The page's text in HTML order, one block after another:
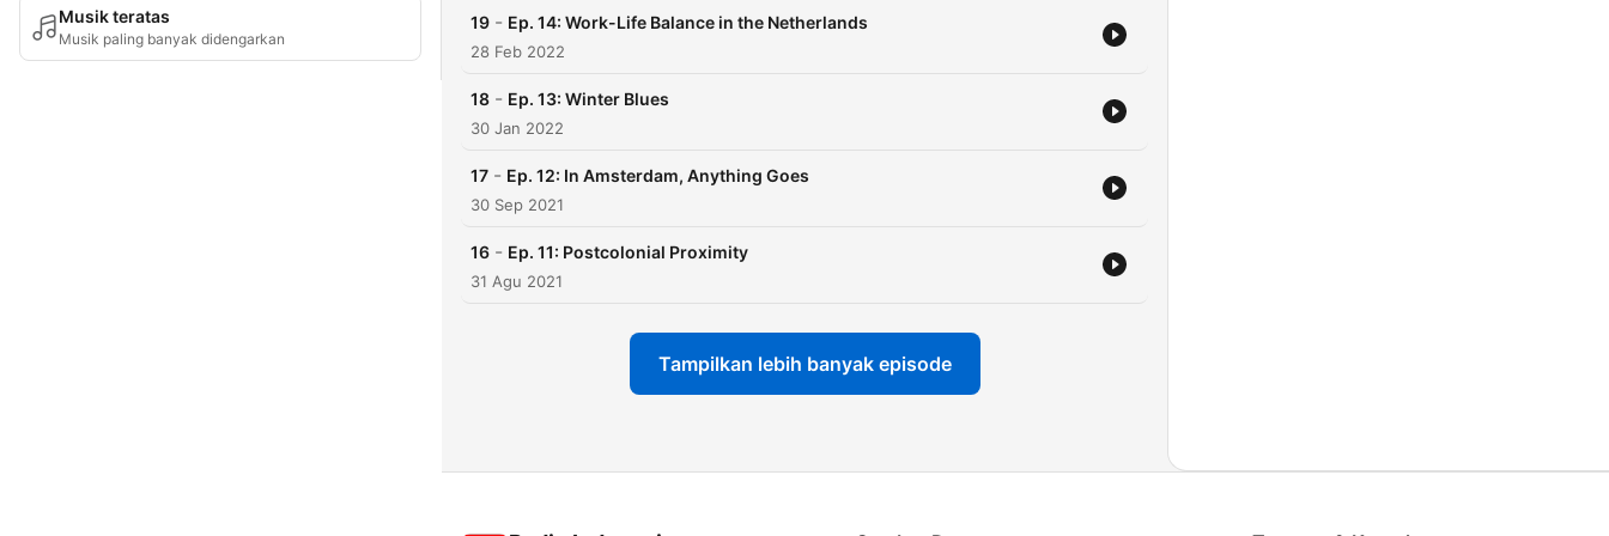
Musik teratas
Musik paling banyak didengarkan
19 - Ep. 14: Work-Life Balance in the Netherlands
28 Feb 2022
18 - Ep. 13: Winter Blues
30 Jan 2022
17 - Ep. 12: In Amsterdam, Anything Goes
30 Sep 2021
16 - Ep. 11: Postcolonial Proximity
31 Agu 2021
Tampilkan lebih banyak episode